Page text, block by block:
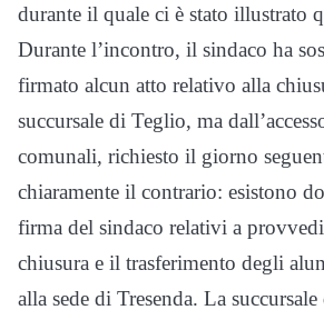
durante il quale ci è stato illustrato
Durante l’incontro, il sindaco ha
firmato alcun atto relativo alla
succursale di Teglio, ma
comunali, richiesto il giorno
chiaramente il contrario: esistono
firma del sindaco relativi a
chiusura e il trasferimento degli
alla sede di Tresenda. La